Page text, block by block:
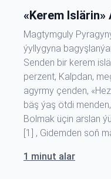
«Kerem
Magtymguly
ýyllygyna
Senden bir kerem
perzent, Kalpdan,
agyrmy çenden,
bäş ýaş ötdi
Bolmak üçin arslan
[1] , Gidemden soň
1 minut alar